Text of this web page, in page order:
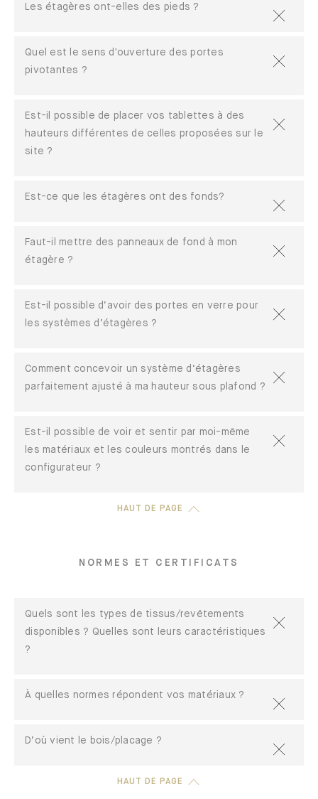
Les étagères ont-elles des pieds ?
Quel est le sens d'ouverture des portes
pivotantes ?
Est-il possible de placer vos tablettes à des
hauteurs différentes de celles proposées sur le
site ?
Est-ce que les étagères ont des fonds?
Faut-il mettre des panneaux de fond à mon
étagère ?
Est-il possible d’avoir des portes en verre pour
les systèmes d’étagères ?
Comment concevoir un système d‘étagères
parfaitement ajusté à ma hauteur sous plafond ?
Est-il possible de voir et sentir par moi-même
les matériaux et les couleurs montrés dans le
configurateur ?
HAUT DE PAGE
NORMES ET CERTIFICATS
Quels sont les types de tissus/revêtements
disponibles ? Quelles sont leurs caractéristiques
?
À quelles normes répondent vos matériaux ?
D’où vient le bois/placage ?
HAUT DE PAGE